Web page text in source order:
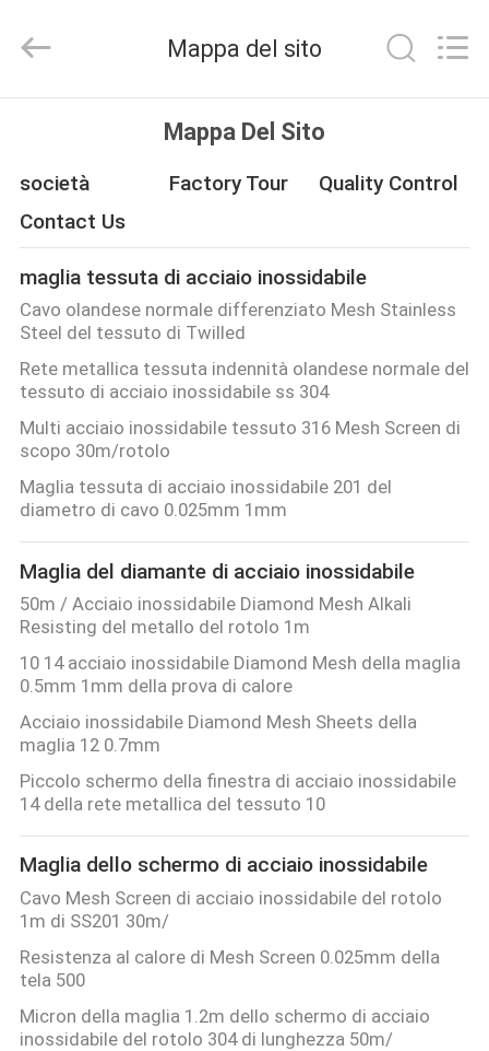
PRODOTTI
VIDEO
CHI
SIAMO
GIRO
DELLA
FABBRICA
CONTROLLO
DI
QUALITÀ
CONTATTACI
RICHIEDA
UNA
CITAZIONE
MAPPA
DEL
SITO
Enterprise
Management
All
Mappa del sito
Mappa Del Sito
società Factory Tour
Quality Control
Contact Us
maglia tessuta di acciaio inossidabile
Cavo olandese normale differenziato Mesh Stainless
Steel del tessuto di Twilled
Rete metallica tessuta indennità olandese normale del
tessuto di acciaio inossidabile ss 304
Multi acciaio inossidabile tessuto 316 Mesh Screen di
scopo 30m/rotolo
Maglia tessuta di acciaio inossidabile 201 del
diametro di cavo 0.025mm 1mm
Maglia del diamante di acciaio inossidabile
50m / Acciaio inossidabile Diamond Mesh Alkali
Resisting del metallo del rotolo 1m
10 14 acciaio inossidabile Diamond Mesh della maglia
0.5mm 1mm della prova di calore
Acciaio inossidabile Diamond Mesh Sheets della
maglia 12 0.7mm
Piccolo schermo della finestra di acciaio inossidabile
14 della rete metallica del tessuto 10
Maglia dello schermo di acciaio inossidabile
Cavo Mesh Screen di acciaio inossidabile del rotolo
1m di SS201 30m/
Resistenza al calore di Mesh Screen 0.025mm della
tela 500
Micron della maglia 1.2m dello schermo di acciaio
inossidabile del rotolo 304 di lunghezza 50m/